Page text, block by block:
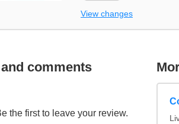
View changes
comments
the first to leave your review.